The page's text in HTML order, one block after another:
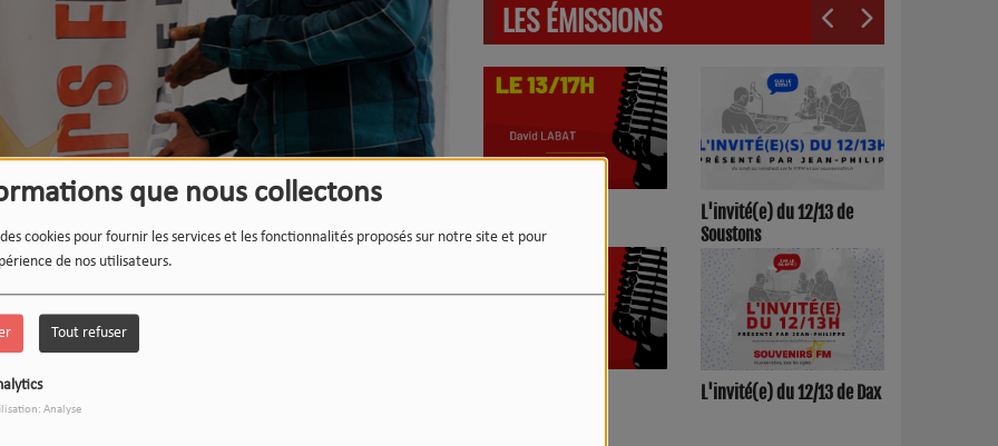
que nous collectons
cookies pour fournir les services et les fonctionnalités proposés sur notre site et pour
de nos utilisateurs.
Tout refuser
Analyse
LES ÉMISSIONS
L'INSTANT WIPSEE
L'invité(e) du 12/13 de
Soustons
L'invité(e) du 12/13 de Dax